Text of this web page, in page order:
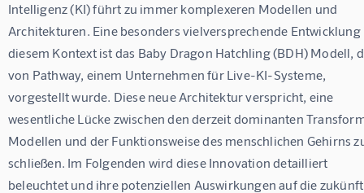
Intelligenz (KI) führt zu immer komplexeren Modellen und
Architekturen. Eine besonders vielversprechende
diesem Kontext ist das Baby Dragon Hatchling (BDH) Modell,
von Pathway, einem Unternehmen für Live-KI-Systeme,
vorgestellt wurde. Diese neue Architektur verspricht, eine
wesentliche Lücke zwischen den derzeit dominanten
Modellen und der Funktionsweise des menschlichen Gehirns
schließen. Im Folgenden wird diese Innovation detailliert
beleuchtet und ihre potenziellen Auswirkungen auf die